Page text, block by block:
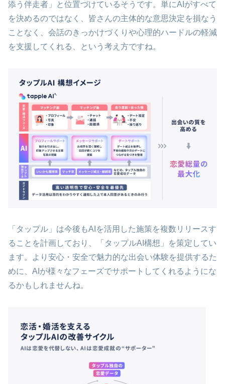
添う伴走者」と位置づけているそうです。単にAIがすべて
を決めるのではなく、皆さんの主体的な意思決定を損なう
ことなく、会話のきっかけづくりや心理的ハードルの軽減
を支援してくれる、という考え方ですね。
「タップル」は今後もAIを活用した施策を複数リリースす
ることを計画しており、「タップルAI構想」を策定してい
ます。より安心・安全で魅力的な出会い体験を提供するた
めに、AIが様々なフェーズでサポートしてくれるようにな
るかもしれませんね。